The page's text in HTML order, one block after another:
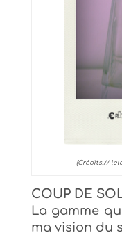
(Crédits.//
COUP DE
La gamme
ma vision du